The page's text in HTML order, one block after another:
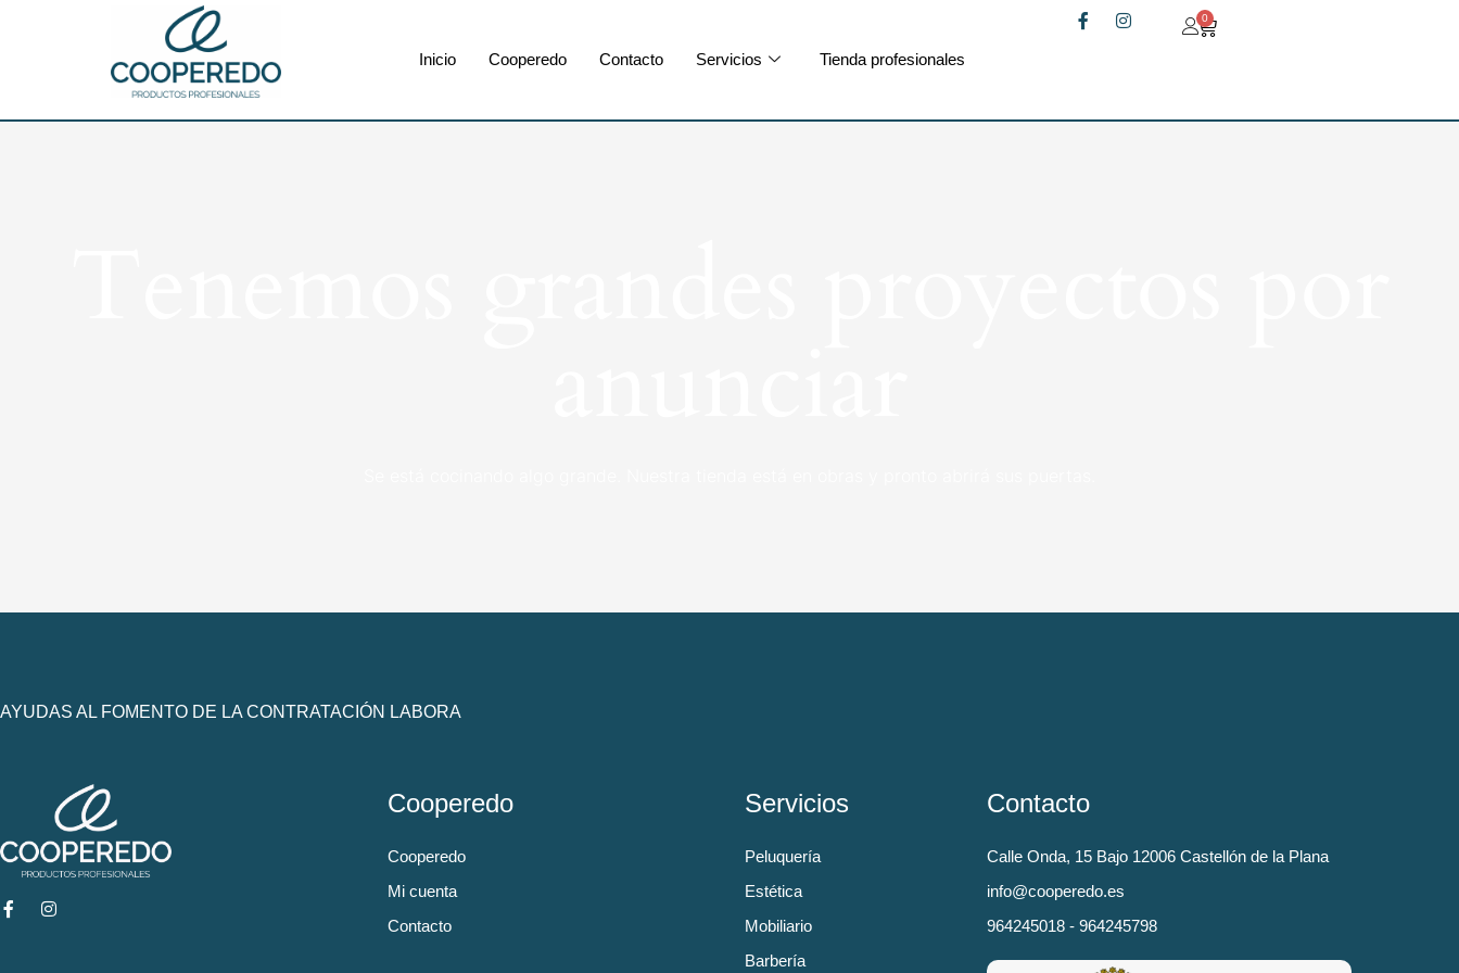
Inicio Cooperedo Contacto Servicios Tienda profesionales
0
AYUDAS AL FOMENTO DE LA CONTRATACIÓN LABORA
Cooperedo
Cooperedo
Mi cuenta
Contacto
Servicios
Peluquería
Estética
Mobiliario
Barbería
Contacto
Calle Onda, 15 Bajo 12006 Castellón de la Plana
info@cooperedo.es
964245018 - 964245798